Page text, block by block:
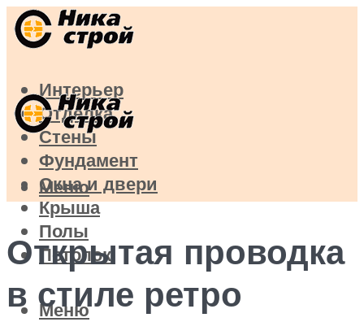
Интерьер
Отделка
Стены
Фундамент
Окна и двери
Крыша
Полы
Потолок
Меню
Меню
Открытая проводка
в стиле ретро